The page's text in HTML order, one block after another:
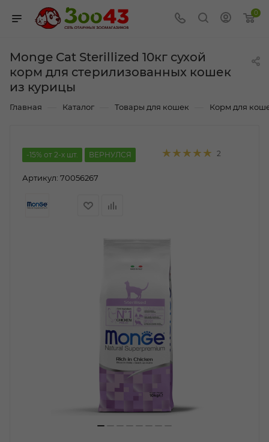
0
Monge Cat Sterillized 10кг сухой
корм для стерилизованных кошек
из курицы
Главная Каталог Товары для кошек Корм для
-15% от 2-х шт. ВЕРНУЛСЯ 2
Артикул: 70056267